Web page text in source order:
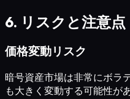
6. リスクと注意点
価格変動リスク
暗号資産市場は非常にボラ
も大きく変動する可能性が